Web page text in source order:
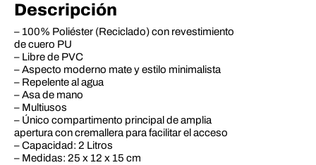
Descripción
– 100% Poliéster (Reciclado) con revestimiento
de cuero PU
– Libre de PVC
– Aspecto moderno mate y estilo minimalista
– Repelente al agua
– Asa de mano
– Multiusos
– Único compartimento principal de amplia
apertura con cremallera para facilitar el acceso
– Capacidad: 2 Litros
– Medidas: 25 x 12 x 15 cm